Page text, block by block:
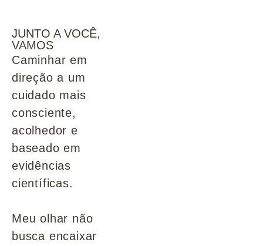
JUNTO A VOCÊ,
VAMOS
Caminhar em
direção a um
cuidado mais
consciente,
acolhedor e
baseado em
evidências
científicas.
Meu olhar não
busca encaixar